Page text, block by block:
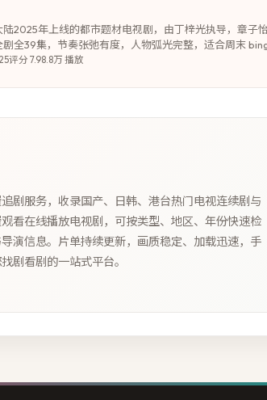
陆2025年上线的都市题材电视剧，由丁梓光执导，章
全39集，节奏张弛有度，人物弧光完整，适合周末
评分 7.98.8万 播放
剧服务，收录国产、日韩、港台热门电视连续剧与
看在线播放电视剧，可按类型、地区、年份快速检
演信息。片单持续更新，画质稳定、加载迅速，手
剧看剧的一站式平台。